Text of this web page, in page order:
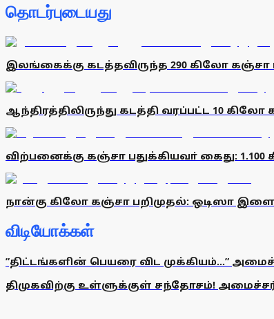
தொடர்புடையது
இலங்கைக்கு கடத்தவிருந்த 290 கிலோ கஞ்சா
ஆந்திரத்திலிருந்து கடத்தி வரப்பட்ட 10 கிலோ
விற்பனைக்கு கஞ்சா பதுக்கியவா் கைது: 1.100
நான்கு கிலோ கஞ்சா பறிமுதல்: ஒடிஸா
விடியோக்கள்
”திட்டங்களின் பெயரை விட முக்கியம்...”
திமுகவிற்கு உள்ளுக்குள் சந்தோசம்! அமைச்சர்